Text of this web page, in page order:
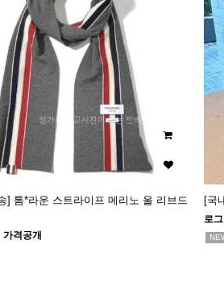
] 톰*라운 스트라이프 메리노 울 리브드
가격공개
[국
로